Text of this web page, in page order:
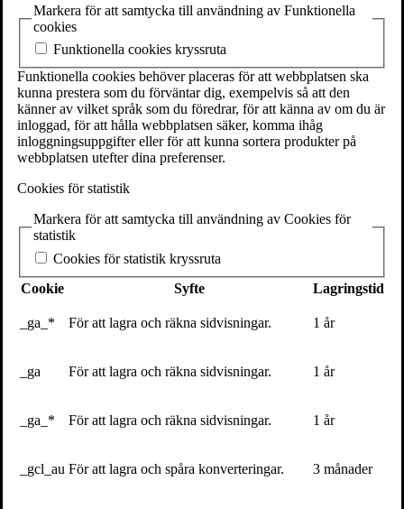
SE-111 27 Stockholm
Sweden
+46(0) 8 702 15 19
info@volante.se
Fler kontaktuppgifter
Cookieinställningar
Brock-Vägen till vinnande aktier-
Framsida
20 december 2018
Markera för att samtycka till användning av Funktionella
cookies
Funktionella cookies kryssruta
Funktionella cookies behöver placeras för att webbplatsen ska
kunna prestera som du förväntar dig, exempelvis så att den
känner av vilket språk som du föredrar, för att känna av om du är
inloggad, för att hålla webbplatsen säker, komma ihåg
inloggningsuppgifter eller för att kunna sortera produkter på
webbplatsen utefter dina preferenser.
Cookies för statistik
Markera för att samtycka till användning av Cookies för
statistik
Cookies för statistik kryssruta
Cookie
Syfte Lagringstid
_ga_* För att lagra och räkna sidvisningar. 1 år
_ga För att lagra och räkna sidvisningar. 1 år
_ga_* För att lagra och räkna sidvisningar. 1 år
_gcl_au För att lagra och spåra konverteringar. 3 månader